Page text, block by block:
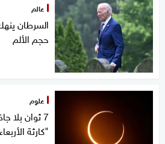
عالم
السرطان
حجم الألم
علوم
7 ثوان
"كارثة